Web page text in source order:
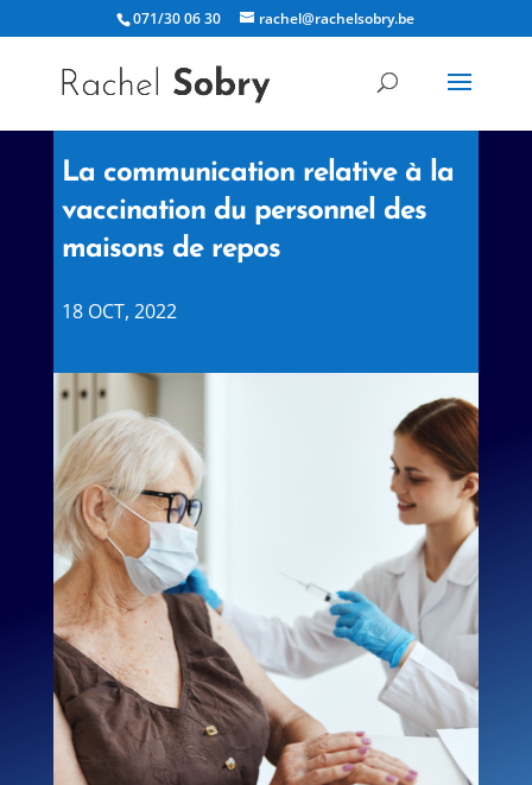
071/30 06 30 rachel@rachelsobry.be
La communication relative à la
vaccination du personnel des
maisons de repos
18 OCT, 2022